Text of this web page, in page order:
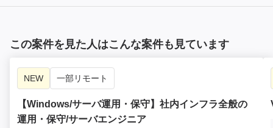
この案件を見た人はこんな案件も見ています
NEW 一部リモート
【Windows/サーバ運用・保守】社内インフラ全般の
運用・保守/サーバエンジニア